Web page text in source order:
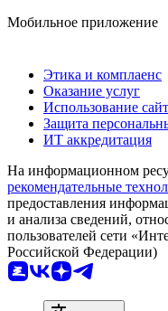
Мобильное приложение
Этика и комплаенс
Оказание услуг
Использование
Защита
ИТ аккредитация
На информационном
рекомендательные
предоставления
и анализа сведений,
пользователей сети
Российской Федерации)